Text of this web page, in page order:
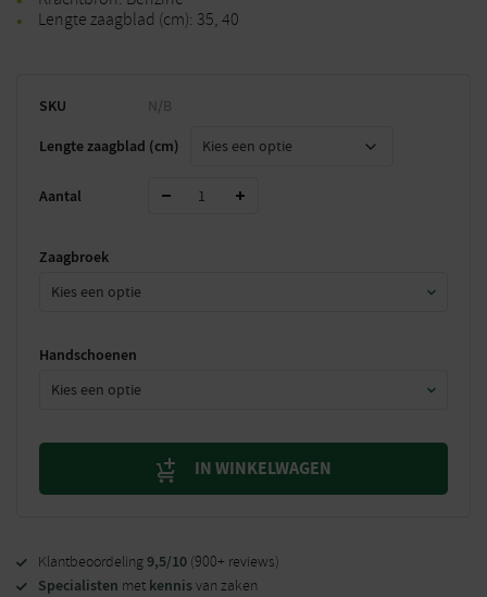
Lengte zaagblad (cm): 35, 40
SKU N/B
Lengte zaagblad (cm)
Aantal
Zaagbroek
Handschoenen
IN WINKELWAGEN
Klantbeoordeling9,5/10 (900+ reviews)
Specialisten met kennisvan zaken